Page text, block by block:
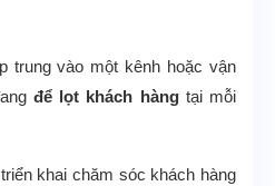
trung vào một kênh hoặc vận
để lọt khách hàngtại mỗi
khai chăm sóc khách hàng